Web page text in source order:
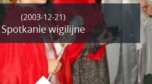
(2003-12-21)
Spotkanie wigilijne